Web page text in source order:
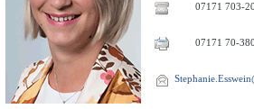
07171 703-
07171 70-